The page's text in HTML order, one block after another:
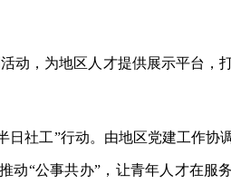
动，为地区人才提供展示平台，
日社工”行动。由地区党建工作协
动“公事共办”，让青年人才在服